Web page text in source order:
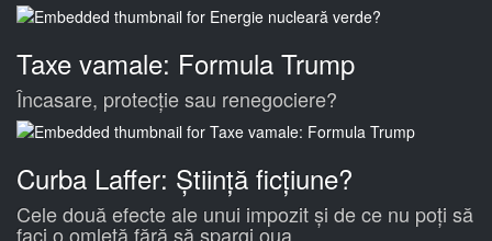
Taxe vamale: Formula Trump
Încasare, protecție sau renegociere?
Curba Laffer: Știință ficțiune?
Cele două efecte ale unui impozit și de ce nu poți să
faci o omletă fără să spargi oua